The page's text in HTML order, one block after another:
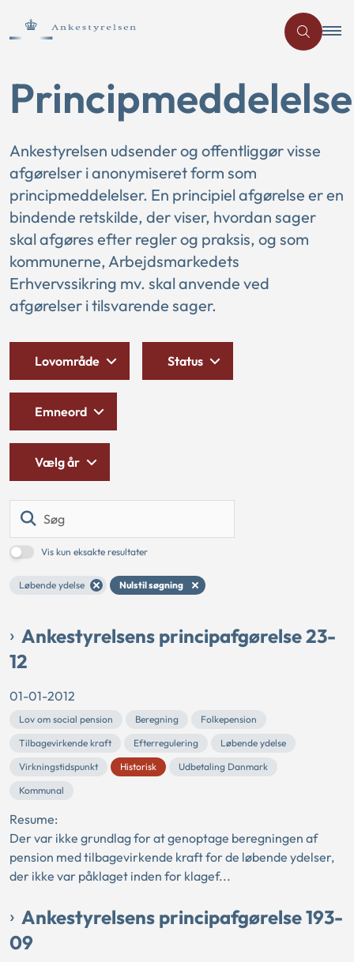
Ankestyrelsen udsender og offentliggør visse
afgørelser i anonymiseret form som
principmeddelelser. En principiel afgørelse er en
bindende retskilde, der viser, hvordan sager
skal afgøres efter regler og praksis, og som
kommunerne, Arbejdsmarkedets
Erhvervssikring mv. skal anvende ved
afgørelser i tilsvarende sager.
Vis kun eksakte resultater
Løbende ydelse Nulstil søgning
Lovområde Status
Emneord
Vælg år
Ankestyrelsens principafgørelse 23-
12
01-01-2012
Lov om social pension Beregning
Folkepension
Tilbagevirkende kraft
Efterregulering
Løbende ydelse
Virkningstidspunkt
Historisk
Udbetaling Danmark
Kommunal
Resume:
Der var ikke grundlag for at genoptage beregningen af
pension med tilbagevirkende kraft for de løbende ydelser,
der ikke var påklaget inden for klagef...
Ankestyrelsens principafgørelse 193-
09